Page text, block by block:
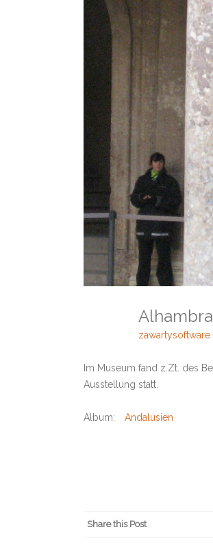
Alhambra
zawartysoftware
Im Museum fand z.Zt. des
Ausstellung statt.
Album: Andalusien
Share this Post